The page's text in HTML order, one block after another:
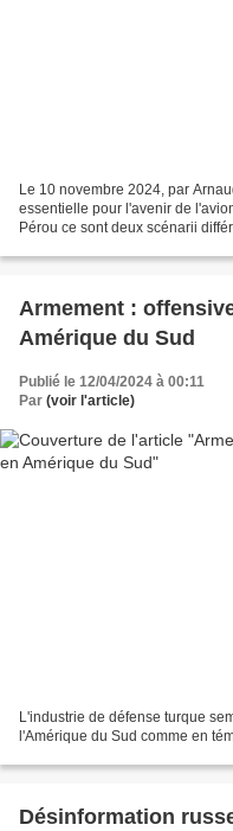
Le 10 novembre 2024, par
essentielle pour l'avenir de
Pérou ce sont deux scénarii
Armement :
Amérique du Sud
Publié le 12/04/2024 à 00:11
Par (voir l'article)
L'industrie de défense turque
l'Amérique du Sud comme en
Désinformation